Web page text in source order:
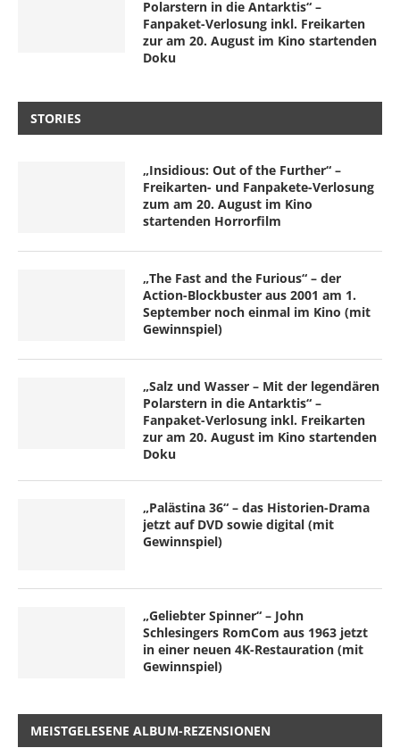
Polarstern in die Antarktis“ –
Fanpaket-Verlosung inkl. Freikarten
zur am 20. August im Kino startenden
Doku
STORIES
„Insidious: Out of the Further“ –
Freikarten- und Fanpakete-Verlosung
zum am 20. August im Kino
startenden Horrorfilm
„The Fast and the Furious“ – der
Action-Blockbuster aus 2001 am 1.
September noch einmal im Kino (mit
Gewinnspiel)
„Salz und Wasser – Mit der legendären
Polarstern in die Antarktis“ –
Fanpaket-Verlosung inkl. Freikarten
zur am 20. August im Kino startenden
Doku
„Palästina 36“ – das Historien-Drama
jetzt auf DVD sowie digital (mit
Gewinnspiel)
„Geliebter Spinner“ – John
Schlesingers RomCom aus 1963 jetzt
in einer neuen 4K-Restauration (mit
Gewinnspiel)
MEISTGELESENE ALBUM-REZENSIONEN